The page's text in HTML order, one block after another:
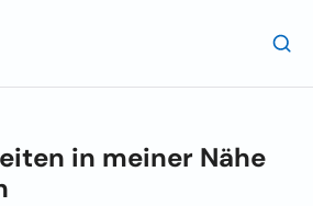
in meiner Nähe